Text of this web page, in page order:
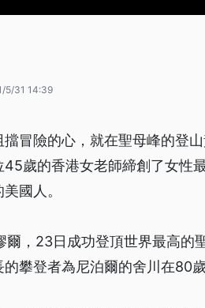
5/31 14:39
冒險的心，就在聖母峰的登
歲的香港女老師締創了女性
國人。
，23日成功登頂世界最高的
攀登者為尼泊爾的舍川在80歲